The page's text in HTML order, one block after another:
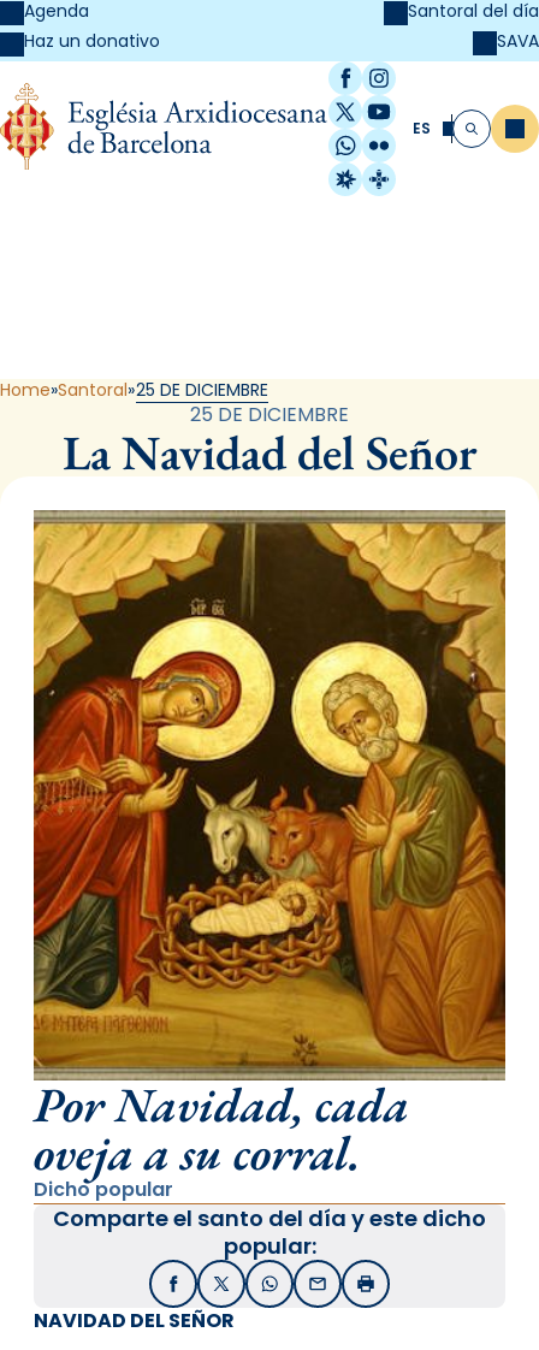
Agenda
Haz un donativo
Santoral del día
SAVA
Facebook
Instagram
X / Twitter
YouTube
WhatsApp
Flickr
Radio Estel
Catalunya
ES Buscar
Home Santoral 25 DE DICIEMBRE
25 DE DICIEMBRE
La Navidad del Señor
Por Navidad, cada
oveja a su corral.
Dicho popular
Comparte el santo del día y este dicho
popular:
FacebookX / TwitterWhatsApp
EmailImprimir
NAVIDAD DEL SEÑOR